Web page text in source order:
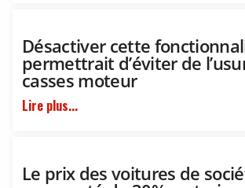
Désactiver cette
permettrait d’éviter de
casses moteur
Lire plus...
Le prix des voitures de